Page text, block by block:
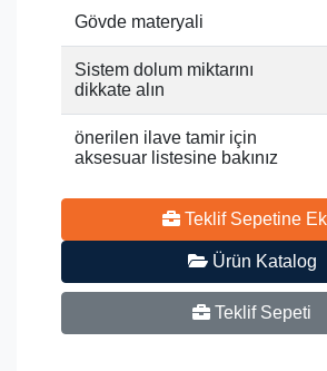
Gövde materyali
Sistem dolum miktarını
dikkate alın
önerilen ilave tamir için
aksesuar listesine bakınız
Teklif Sepetine
Ürün Katalog
Teklif Sepeti